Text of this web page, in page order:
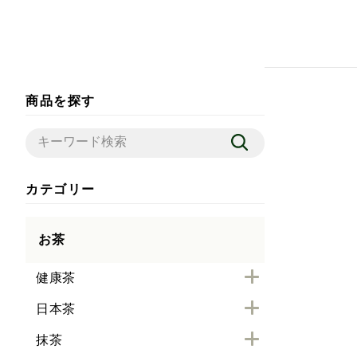
商品を探す
カテゴリー
お茶
健康茶
日本茶
抹茶